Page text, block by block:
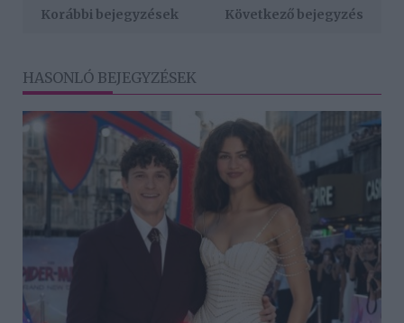
Korábbi bejegyzések Következő bejegyzés
HASONLÓ BEJEGYZÉSEK